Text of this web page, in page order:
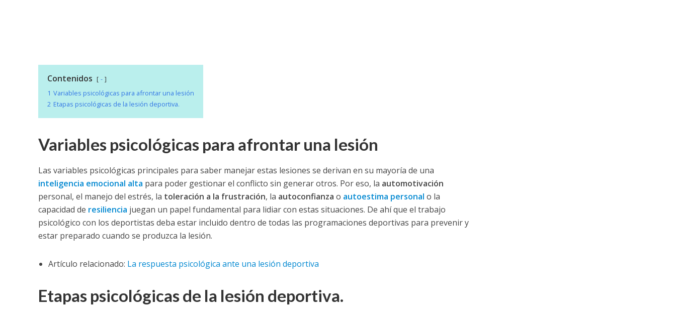
Contenidos
-
1 Variables psicológicas para afrontar una lesión
2 Etapas psicológicas de la lesión deportiva.
Variables psicológicas para afrontar una lesión
Las variables psicológicas principales para saber manejar estas lesiones se derivan en su mayoría de una
inteligencia emocional alta para poder gestionar el conflicto sin generar otros. Por eso, la automotivación
personal, el manejo del estrés, la toleración a la frustración, la autoconfianza o autoestima personal o la
capacidad de resiliencia juegan un papel fundamental para lidiar con estas situaciones. De ahí que el trabajo
psicológico con los deportistas deba estar incluido dentro de todas las programaciones deportivas para prevenir y
estar preparado cuando se produzca la lesión.
Artículo relacionado: La respuesta psicológica ante una lesión deportiva
Etapas psicológicas de la lesión deportiva.